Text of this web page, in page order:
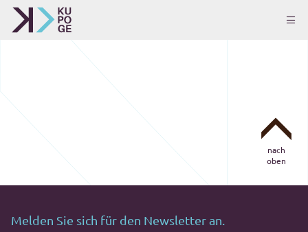
nach
oben
Melden Sie sich für den Newsletter an.